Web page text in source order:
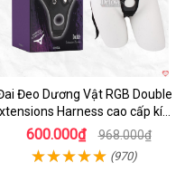
Đeo Dương Vật RGB Double
Harness cao cấp kích
thích
600.000₫ 968.000₫
(970)